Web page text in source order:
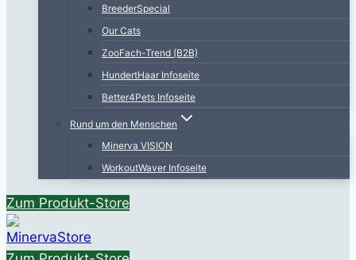
BreederSpecial
Our Cats
ZooFach-Trend (B2B)
HundertHaar Infoseite
Better4Pets Infoseite
Rund um den Menschen
Minerva VISION
WorkoutWaver Infoseite
Zum Produkt-Store